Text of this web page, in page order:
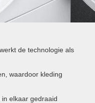
de technologie als
waardoor kleding
elkaar gedraaid